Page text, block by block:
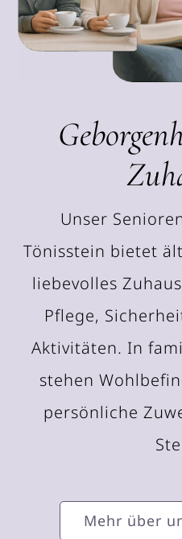
Unser
Tönisstein bietet
liebevolles
Pflege,
Aktivitäten. In
stehen
persönliche
Mehr über